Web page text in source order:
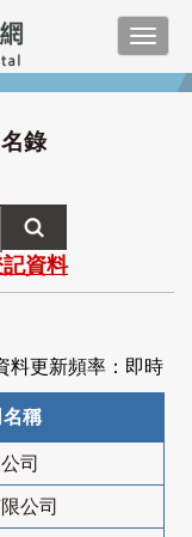
錄
記資料
料更新頻率：即時
稱
司
公司